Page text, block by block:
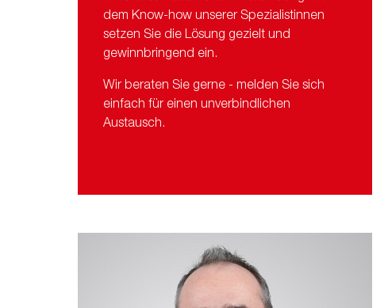
dem Know-how unserer Spezialistinnen
setzen Sie die Lösung gezielt und
gewinnbringend ein.
Wir beraten Sie gerne - melden Sie sich
einfach für einen unverbindlichen
Austausch.